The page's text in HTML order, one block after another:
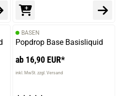
BASEN
Popdrop Base Basisliquid
ab 16,90 EUR*
inkl. MwSt. zzgl. Versand